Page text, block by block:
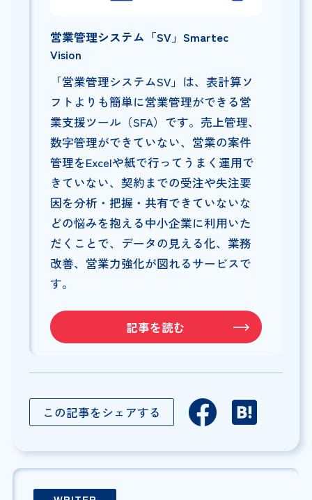
記事を読む
営業管理システム「SV」Smartec
Vision
「営業管理システムSV」は、表計算ソ
フトよりも簡単に営業管理ができる営
業支援ツール（SFA）です。売上管理、
数字管理ができていない、営業の案件
管理をExcelや紙で行ってうまく運用で
きていない、契約までの受注や失注要
因を分析・把握・共有できていないな
どの悩みを抱える中小企業に利用いた
だくことで、データの見える化、業務
改善、営業力強化が図れるサービスで
す。
この記事をシェアする